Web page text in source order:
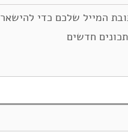
המייל שלכם כדי להישאר
חדשים